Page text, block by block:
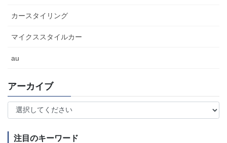
カースタイリング
マイクススタイルカー
au
アーカイブ
注目のキーワード